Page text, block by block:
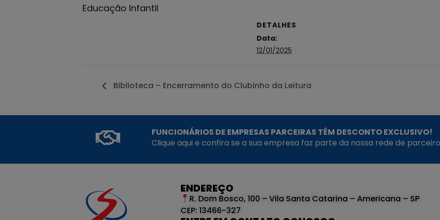
Educação Infantil
DETALHES
Data:
12/01/2025
Biblioteca – Encerramento do Clubinho da Leitura
FUNCIONÁRIOS DE EMPRESAS PARCEIRAS TÊM DESCONTO EXCLUSIVO!
Clique aqui e confira se a sua empresa faz parte da nossa rede de
ENDEREÇO
R. Dom Bosco, 100 – Vila Santa Catarina – Americana – SP
CEP: 13466-327